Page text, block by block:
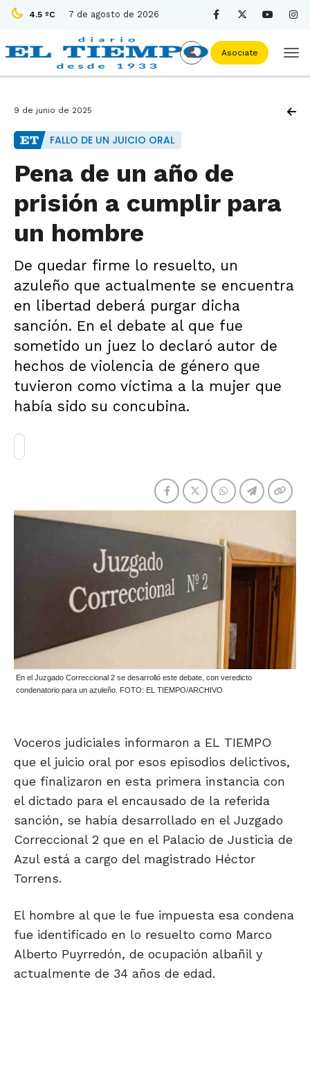
4.5 ºC 7 de agosto de 2026
Asociate
9 de junio de 2025
FALLO DE UN JUICIO ORAL
Pena de un año de
prisión a cumplir para
un hombre
De quedar firme lo resuelto, un
azuleño que actualmente se encuentra
en libertad deberá purgar dicha
sanción. En el debate al que fue
sometido un juez lo declaró autor de
hechos de violencia de género que
tuvieron como víctima a la mujer que
había sido su concubina.
En el Juzgado Correccional 2 se desarrolló este debate, con veredicto
condenatorio para un azuleño. FOTO: EL TIEMPO/ARCHIVO
Voceros judiciales informaron a EL TIEMPO
que el juicio oral por esos episodios delictivos,
que finalizaron en esta primera instancia con
el dictado para el encausado de la referida
sanción, se había desarrollado en el Juzgado
Correccional 2 que en el Palacio de Justicia de
Azul está a cargo del magistrado Héctor
Torrens.
El hombre al que le fue impuesta esa condena
fue identificado en lo resuelto como Marco
Alberto Puyrredón, de ocupación albañil y
actualmente de 34 años de edad.